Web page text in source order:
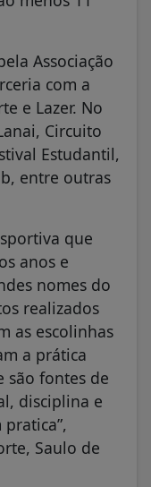
Associação
com a
e Lazer. No
Circuito
Estudantil,
entre outras
que
anos e
nomes do
realizados
as escolinhas
a prática
são fontes de
disciplina e
Saulo de